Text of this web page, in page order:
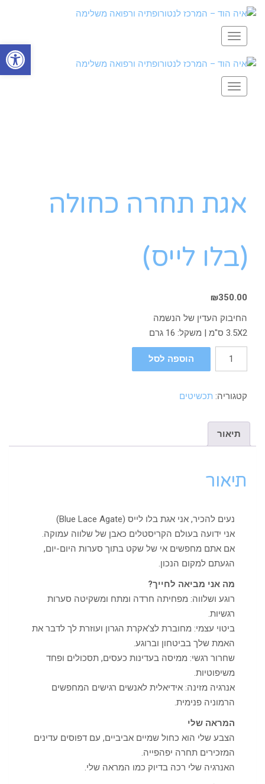
תפריט
תפריט
אגת תחרה כחולה
(בלו לייס)
₪350.00
החיבוק העדין של הנשמה
3.5X2 ס"מ | משקל: 16 גרם
הוספה לסל
קטגוריה: תכשיטים
תיאור
תיאור
נעים להכיר, אני אגת בלו לייס (Blue Lace Agate)
אני ידועה בעולם הקריסטלים כאבן של שלווה עמוקה.
אם אתם מחפשים אי של שקט בתוך סערות היום-יום,
הגעתם למקום הנכון.
מה אני מביאה לחייך?
רוגע ושלווה: מפחיתה חרדה ומתח ומשקיטה סערות
רגשיות.
ביטוי עצמי: מחוברת לצ'אקרת הגרון ועוזרת לך לדבר את
האמת שלך בביטחון וברוגע.
שחרור רגשי: ממיסה בעדינות כעסים, תסכולים ופחד
משיפוטיות.
אנרגיה מזינה: אידיאלית לאנשים רגישים המחפשים
הרמוניה פנימית.
המראה שלי
הצבע שלי הוא כחול שמיים אביביים, עם דפוסים עדינים
המזכירים תחרה יפהפייה.
האנרגיה שלי רכה בדיוק כמו המראה שלי.
פתח